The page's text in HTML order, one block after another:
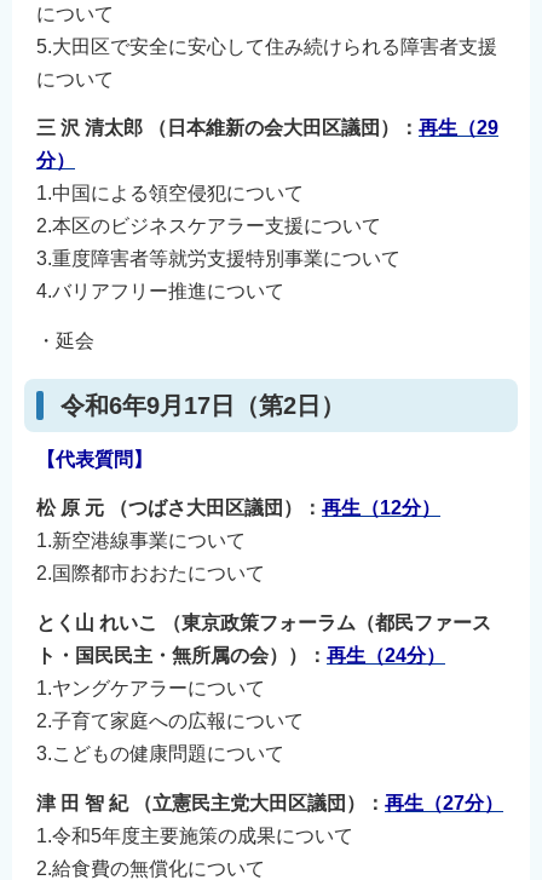
について
5.大田区で安全に安心して住み続けられる障害者支援
について
三 沢 清太郎 （日本維新の会大田区議団）： 再生（29
分）
1.中国による領空侵犯について
2.本区のビジネスケアラー支援について
3.重度障害者等就労支援特別事業について
4.バリアフリー推進について
・延会
令和6年9月17日（第2日）
【代表質問】
松 原 元 （つばさ大田区議団）： 再生（12分）
1.新空港線事業について
2.国際都市おおたについて
とく山 れいこ （東京政策フォーラム（都民ファース
ト・国民民主・無所属の会））： 再生（24分）
1.ヤングケアラーについて
2.子育て家庭への広報について
3.こどもの健康問題について
津 田 智 紀 （立憲民主党大田区議団）： 再生（27分）
1.令和5年度主要施策の成果について
2.給食費の無償化について